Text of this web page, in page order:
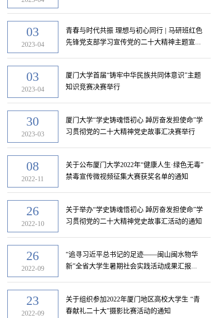
03
2023-04
青春与时代共振 理想与初心同行 | 马研班红色
先锋党支部学习宣传党的二十大精神主题宣...
03
2023-04
厦门大学首届“铸牢中华民族共同体意识”主题
知识竞赛决赛举行
30
2023-03
厦门大学“学史铸魂悟初心 踔厉奋发担使命”学
习贯彻党的二十大精神党史故事汇决赛举行
08
2022-11
关于公布厦门大学2022年“健康人生·绿色无毒”
禁毒宣传微视频征集大赛获奖名单的通知
26
2022-10
关于举办“学史铸魂悟初心 踔厉奋发担使命”学
习贯彻党的二十大精神党史故事汇活动的通知
26
2022-09
“追寻习近平总书记的足迹——闽山闽水物华
新”全省大学生暑期社会实践活动成果汇报...
23
2022-09
关于组织参加2022年厦门地区高校大学生 “青
春献礼二十大”摄影比赛活动的通知